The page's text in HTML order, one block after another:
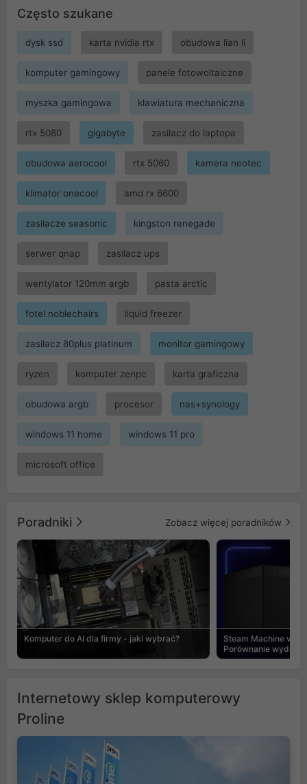
Często szukane
dysk ssd karta nvidia rtx obudowa lian li
komputer gamingowy panele fotowoltaiczne
myszka gamingowa klawiatura mechaniczna
rtx 5080 gigabyte zasilacz do laptopa
obudowa aerocool rtx 5060 kamera neotec
klimator onecool amd rx 6600
zasilacze seasonic kingston renegade
serwer qnap zasilacz ups
wentylator 120mm argb pasta arctic
fotel noblechairs liquid freezer
zasilacz 80plus platinum monitor gamingowy
ryzen komputer zenpc karta graficzna
obudowa argb procesor nas+synology
windows 11 home windows 11 pro
microsoft office
Poradniki Zobacz więcej poradników
Komputer do AI dla firmy - jaki wybrać?
Steam Machine vs
Porównanie
Internetowy sklep komputerowy
Proline